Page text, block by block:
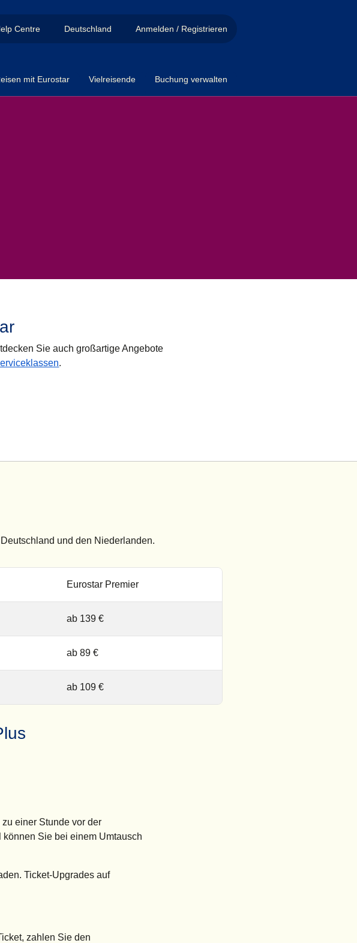
Centre Deutschland Anmelden / Registrieren
mit Eurostar Vielreisende Buchung verwalten
Sie auch großartige Angebote
.
und den Niederlanden.
Eurostar Premier
ab 139 €
ab 89 €
ab 109 €
einer Stunde vor der
Sie bei einem Umtausch
Ticket-Upgrades auf
zahlen Sie den